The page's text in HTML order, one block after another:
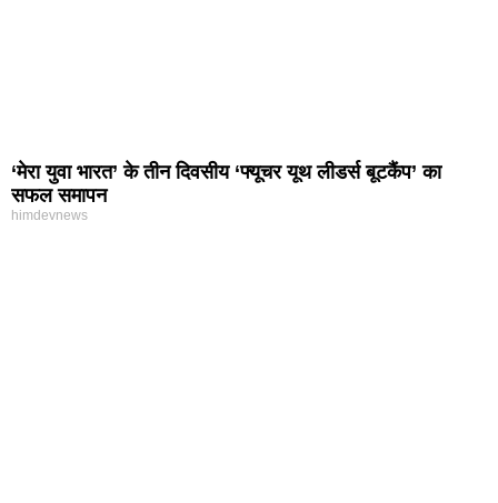
‘मेरा युवा भारत’ के तीन दिवसीय ‘फ्यूचर यूथ लीडर्स बूटकैंप’ का
सफल समापन
himdevnews